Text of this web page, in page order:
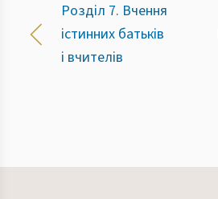
Розділ 7. Вчення
істинних батьків
і вчителів